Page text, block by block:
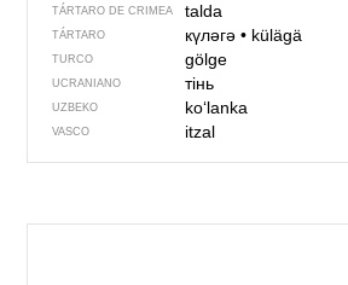
TÁRTARO DE CRIMEA talda
TÁRTARO күләгә• külägä
TURCO gölge
UCRANIANO тінь
UZBEKO koʻlanka
VASCO itzal